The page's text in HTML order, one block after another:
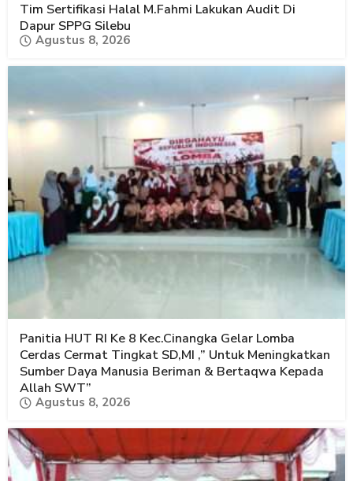
Tim Sertifikasi Halal M.Fahmi Lakukan Audit Di
Dapur SPPG Silebu
Agustus 8, 2026
Panitia HUT RI Ke 8 Kec.Cinangka Gelar Lomba
Cerdas Cermat Tingkat SD,MI ,” Untuk Meningkatkan
Sumber Daya Manusia Beriman & Bertaqwa Kepada
Allah SWT”
Agustus 8, 2026